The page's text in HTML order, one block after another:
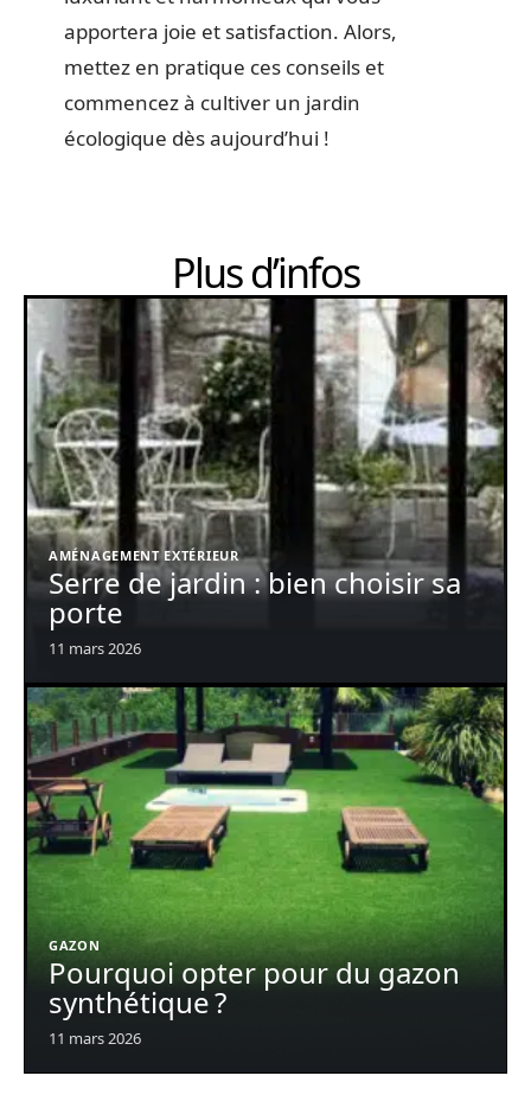
apportera joie et satisfaction. Alors,
mettez en pratique ces conseils et
commencez à cultiver un jardin
écologique dès aujourd’hui !
Plus d’infos
AMÉNAGEMENT EXTÉRIEUR
Serre de jardin : bien choisir sa
porte
11 mars 2026
GAZON
Pourquoi opter pour du gazon
synthétique ?
11 mars 2026